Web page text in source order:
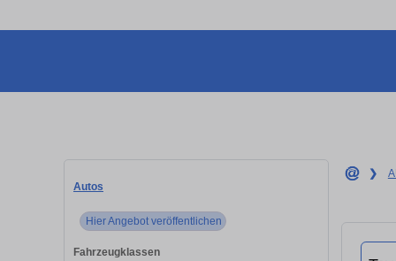
Autos
Hier Angebot veröffentlichen
Fahrzeugklassen
❯